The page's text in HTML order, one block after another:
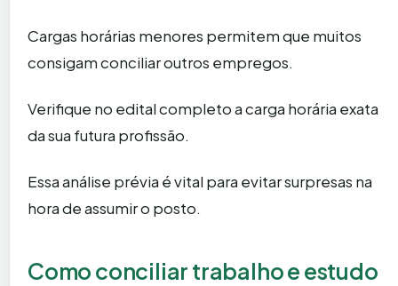
Cargas horárias menores permitem que muitos
consigam conciliar outros empregos.
Verifique no edital completo a carga horária exata
da sua futura profissão.
Essa análise prévia é vital para evitar surpresas na
hora de assumir o posto.
Como conciliar trabalho e estudo